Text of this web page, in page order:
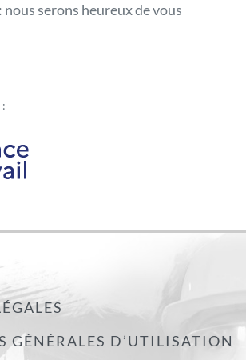
serons heureux de vous
GÉNÉRALES D’UTILISATION